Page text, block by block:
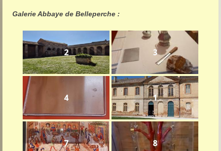
Galerie Abbaye de Belleperche :
2 3
4 1
7 8